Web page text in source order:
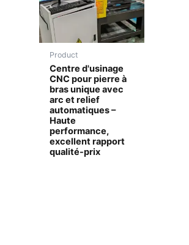
Polish
Hindi
Product
Centre d'usinage
CNC pour pierre à
bras unique avec
arc et relief
automatiques –
Haute
performance,
excellent rapport
qualité-prix